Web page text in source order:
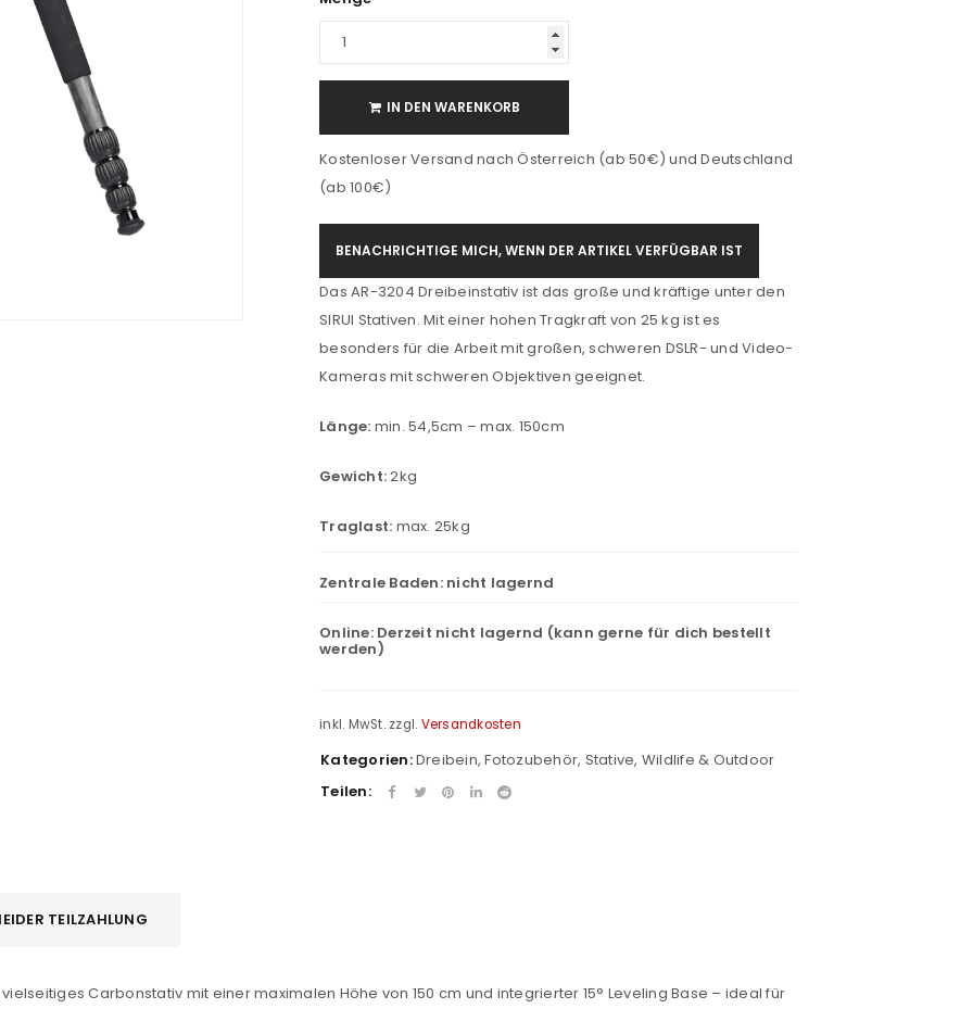
IN DEN WARENKORB
Kostenloser Versand nach Österreich (ab 50€) und Deutschland
(ab 100€)
BENACHRICHTIGE MICH, WENN DER ARTIKEL VERFÜGBAR IST
Das AR-3204 Dreibeinstativ ist das große und kräftige unter den
SIRUI Stativen. Mit einer hohen Tragkraft von 25 kg ist es
besonders für die Arbeit mit großen, schweren DSLR- und Video-
Kameras mit schweren Objektiven geeignet.
Länge: min. 54,5cm – max. 150cm
Gewicht:2kg
Traglast: max. 25kg
Zentrale Baden: nicht lagernd
Online: Derzeit nicht lagernd (kann gerne für dich bestellt
werden)
inkl. MwSt. zzgl. Versandkosten
Kategorien:Dreibein,Fotozubehör, Stative, Wildlife & Outdoor
Teilen:
TEILZAHLUNG
Carbonstativ mit einer maximalen Höhe von 150 cm und integrierter 15° Leveling Base – ideal für